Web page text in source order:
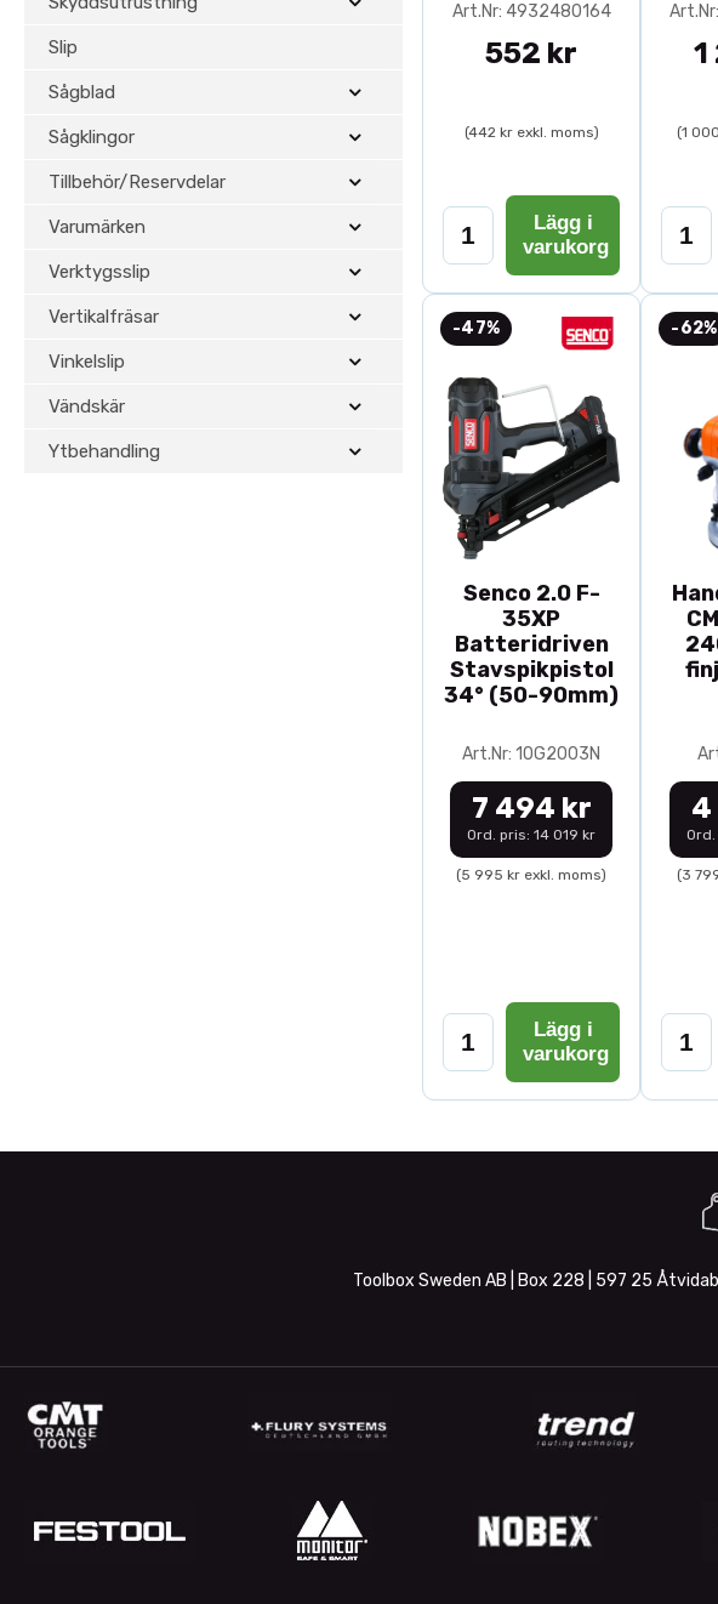
Slip
Sågblad
Sågklingor
Tillbehör/Reservdelar
Varumärken
Verktygsslip
Vertikalfräsar
Vinkelslip
Vändskär
Ytbehandling
Art.Nr: 4932480164
552 kr
(442 kr exkl. moms)
Lägg i
varukorg
1
(1
-47%
Senco 2.0 F-
35XP
Batteridriven
Stavspikpistol
34° (50-90mm)
Art.Nr: 10G2003N
7 494 kr
Ord. pris: 14 019 kr
(5 995 kr exkl. moms)
Lägg i
varukorg
-62%
4
(3
Toolbox Sweden AB | Box 228 | 597 25